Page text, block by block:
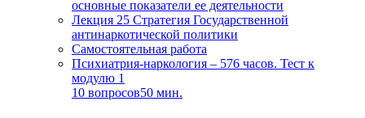
основные показатели ее деятельности
Лекция 25 Стратегия Государственной
антинаркотической политики
Самостоятельная работа
Психиатрия-наркология – 576 часов. Тест к
модулю 1
10 вопросов50 мин.